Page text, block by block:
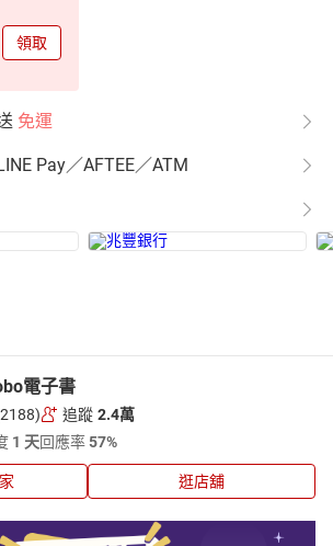
領取
免運
Pay／AFTEE／ATM
電子書
追蹤 2.4萬
1 天回應率57%
逛店舖